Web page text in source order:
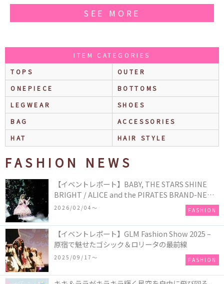
SEE MORE
ITEM CATEGORIES
TOPS
OUTER
ONEPIECE
BOTTOMS
LEGWEAR
SHOES
BAG
ACCESSORIES
HAT
HAIR STYLE
FASHION NEWS
【イベントレポート】BABY, THE STARS SHINE
BRIGHT / ALICE and the PIRATES BRAND-NEW
COLLECTION in TOKYO
2026/02/04〜 FASHION
【イベントレポート】GLM Fashion Show 2025 –
原宿で魅せたゴシック＆ロリータの最前線
2025/09/17〜 FASHION